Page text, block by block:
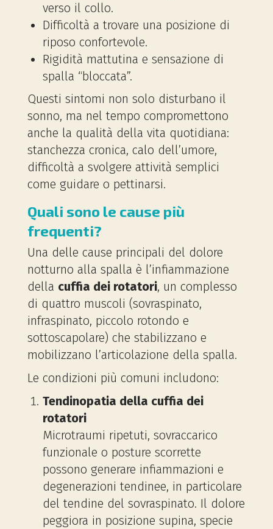
verso il collo.
Difficoltà a trovare una posizione di
riposo confortevole.
Rigidità mattutina e sensazione di
spalla “bloccata”.
Questi sintomi non solo disturbano il
sonno, ma nel tempo compromettono
anche la qualità della vita quotidiana:
stanchezza cronica, calo dell’umore,
difficoltà a svolgere attività semplici
come guidare o pettinarsi.
Quali sono le cause più
frequenti?
Una delle cause principali del dolore
notturno alla spalla è l’infiammazione
della cuffia dei rotatori, un complesso
di quattro muscoli (sovraspinato,
infraspinato, piccolo rotondo e
sottoscapolare) che stabilizzano e
mobilizzano l’articolazione della spalla.
Le condizioni più comuni includono:
Tendinopatia della cuffia dei
rotatori
Microtraumi ripetuti, sovraccarico
funzionale o posture scorrette
possono generare infiammazioni e
degenerazioni tendinee, in particolare
del tendine del sovraspinato. Il dolore
peggiora in posizione supina, specie